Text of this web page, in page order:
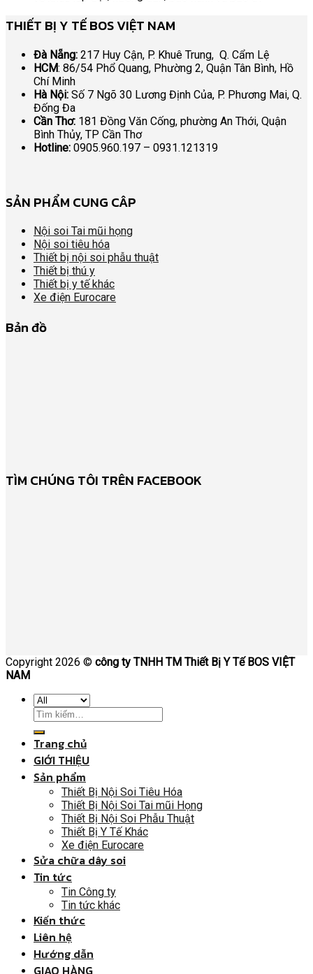
THIẾT BỊ Y TẾ BOS VIỆT NAM
Đà Nẵng: 217 Huy Cận, P. Khuê Trung, Q. Cẩm Lệ
HCM: 86/54 Phổ Quang, Phường 2, Quận Tân Bình, Hồ
Chí Minh
Hà Nội: Số 7 Ngõ 30 Lương Định Của, P. Phương Mai, Q.
Đống Đa
Cần Thơ: 181 Đồng Văn Cống, phường An Thới, Quận
Bình Thủy, TP Cần Thơ
Hotline: 0905.960.197 – 0931.121319
SẢN PHẨM CUNG CÂP
Nội soi Tai mũi họng
Nội soi tiêu hóa
Thiết bị nội soi phẫu thuật
Thiết bị thú y
Thiết bị y tế khác
Xe điện Eurocare
Bản đồ
TÌM CHÚNG TÔI TRÊN FACEBOOK
Copyright 2026 © công ty TNHH TM Thiết Bị Y Tế BOS VIỆT
NAM
Trang chủ
GIỚI THIỆU
Sản phẩm
Thiết Bị Nội Soi Tiêu Hóa
Thiết Bị Nội Soi Tai mũi Họng
Thiết Bị Nội Soi Phẫu Thuật
Thiết Bị Y Tế Khác
Xe điện Eurocare
Sửa chữa dây soi
Tin tức
Tin Công ty
Tin tức khác
Kiến thức
Liên hệ
Hướng dẫn
GIAO HÀNG